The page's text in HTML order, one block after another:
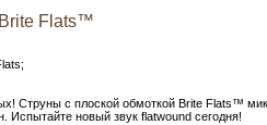
Flats™
Струны с плоской обмоткой Brite Flats™
Испытайте новый звук flatwound сегодня!